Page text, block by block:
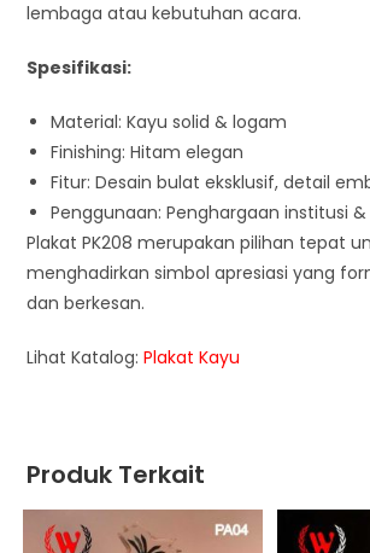
lembaga atau kebutuhan acara.
Spesifikasi:
Material: Kayu solid & logam
Finishing: Hitam elegan
Fitur: Desain bulat eksklusif, detail
Penggunaan: Penghargaan institusi
Plakat PK208 merupakan pilihan tepat
menghadirkan simbol apresiasi yang
dan berkesan.
Lihat Katalog:Plakat Kayu
Produk Terkait